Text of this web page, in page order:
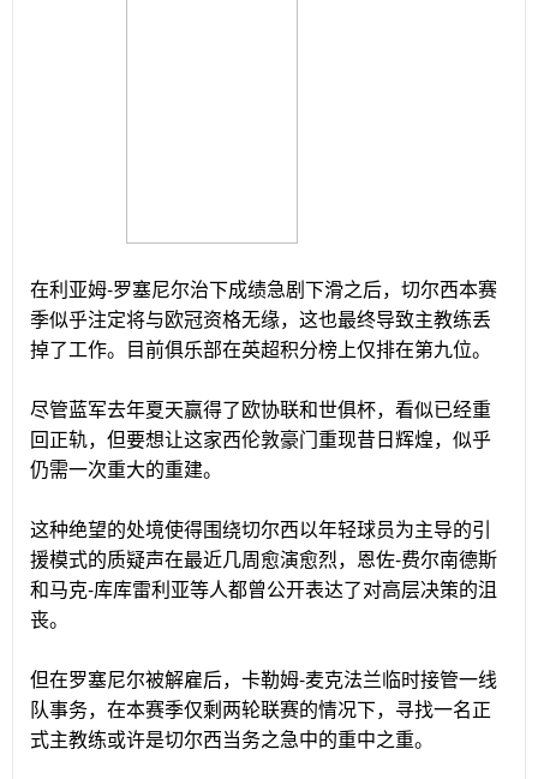
在利亚姆-罗塞尼尔治下成绩急剧下滑之后，切尔西本赛
季似乎注定将与欧冠资格无缘，这也最终导致主教练丢
掉了工作。目前俱乐部在英超积分榜上仅排在第九位。
尽管蓝军去年夏天赢得了欧协联和世俱杯，看似已经重
回正轨，但要想让这家西伦敦豪门重现昔日辉煌，似乎
仍需一次重大的重建。
这种绝望的处境使得围绕切尔西以年轻球员为主导的引
援模式的质疑声在最近几周愈演愈烈，恩佐-费尔南德斯
和马克-库库雷利亚等人都曾公开表达了对高层决策的沮
丧。
但在罗塞尼尔被解雇后，卡勒姆-麦克法兰临时接管一线
队事务，在本赛季仅剩两轮联赛的情况下，寻找一名正
式主教练或许是切尔西当务之急中的重中之重。